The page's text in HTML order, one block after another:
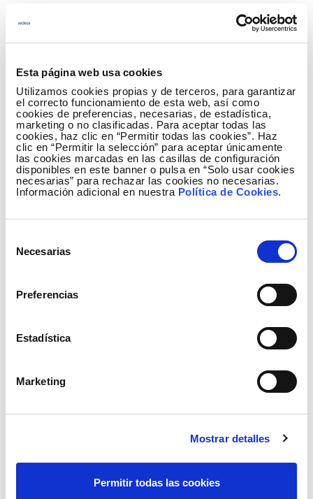
Esta página web usa cookies
Utilizamos cookies propias y de terceros, para garantizar
el correcto funcionamiento de esta web, así como
cookies de preferencias, necesarias, de estadística,
marketing o no clasificadas. Para aceptar todas las
cookies, haz clic en “Permitir todas las cookies”. Haz
clic en “Permitir la selección” para aceptar únicamente
las cookies marcadas en las casillas de configuración
disponibles en este banner o pulsa en “Solo usar cookies
necesarias” para rechazar las cookies no necesarias.
Información adicional en nuestra Política de Cookies.
Necesarias
Preferencias
Estadística
Marketing
Mostrar detalles
Permitir todas las cookies
75.307 euros/MW y año para los de 5 MW. La media
ponderada de asignación se ha situado en los
81.220 euros/MW y año.
Los precios de salida fijados por la Secretaría de
Estado de Energía en la Resolución del 24 de mayo
del 2019 fueron de 150.000 euros/MW y año para
los productos de 40 MW y de 125.000 euros/MW y
de la que dispone Red Eléctrica, como operador del
suministro eléctrico nacional de calidad. Con este
servicio, los grandes consumidores de electricidad
eléctrico cuando el sistema eléctrico lo requiere,
la realiza Red Eléctrica y responde a criterios
técnicos o económicos.
realiza mediante la celebración de subastas
Ministerio para la Transición Ecológica es el